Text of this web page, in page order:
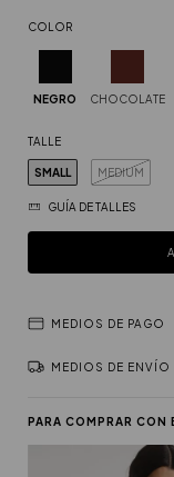
COLOR
NEGRO CHOCOLATE
TALLE
SMALL MEDIUM
GUÍA DE TALLES
MEDIOS DE PAGO
MEDIOS DE ENVÍO
PARA COMPRAR CON